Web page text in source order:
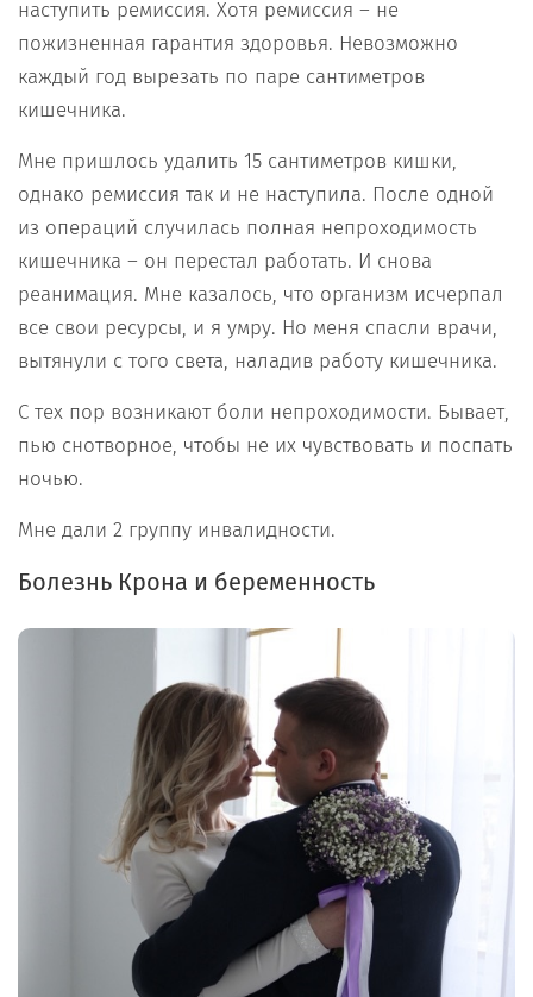
наступить ремиссия. Хотя ремиссия – не
пожизненная гарантия здоровья. Невозможно
каждый год вырезать по паре сантиметров
кишечника.
Мне пришлось удалить 15 сантиметров кишки,
однако ремиссия так и не наступила. После одной
из операций случилась полная непроходимость
кишечника – он перестал работать. И снова
реанимация. Мне казалось, что организм исчерпал
все свои ресурсы, и я умру. Но меня спасли врачи,
вытянули с того света, наладив работу кишечника.
С тех пор возникают боли непроходимости. Бывает,
пью снотворное, чтобы не их чувствовать и поспать
ночью.
Мне дали 2 группу инвалидности.
Болезнь Крона и беременность